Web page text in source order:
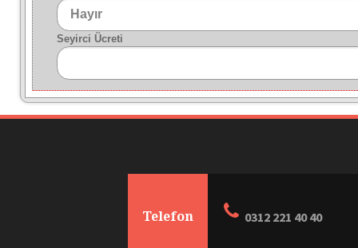
Seyirci Ücreti
Telefon 0312 221 40 40